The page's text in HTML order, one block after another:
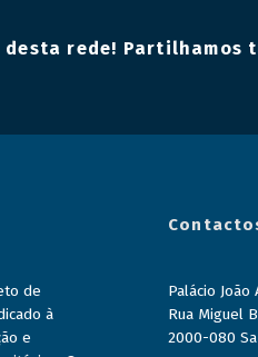
desta rede! Partilhamos
de
à
e
Palácio João
Rua Miguel
2000-080